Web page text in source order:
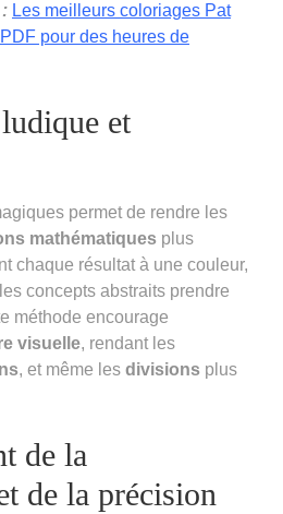
Les meilleurs coloriages Pat
pour des heures de
et
permet de rendre les
mathématiques plus
chaque résultat à une couleur,
concepts abstraits prendre
méthode encourage
visuelle, rendant les
, et même les divisions plus
de la
de la précision